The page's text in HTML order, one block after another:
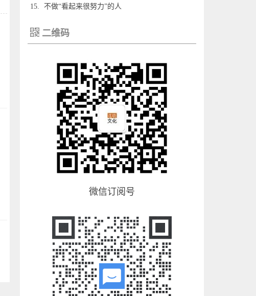
15. 不做“看起来很努力”的人
二维码
微信订阅号